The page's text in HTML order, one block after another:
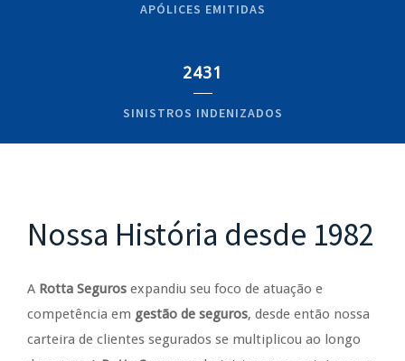
APÓLICES EMITIDAS
2431
SINISTROS INDENIZADOS
Nossa História desde 1982
A Rotta Seguros expandiu seu foco de atuação e
competência em gestão de seguros, desde então nossa
carteira de clientes segurados se multiplicou ao longo